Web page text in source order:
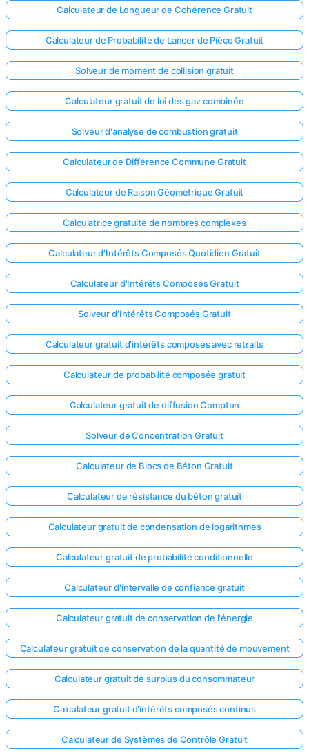
Calculateur de Longueur de Cohérence Gratuit
Calculateur de Probabilité de Lancer de Pièce Gratuit
Solveur de moment de collision gratuit
Calculateur gratuit de loi des gaz combinée
Solveur d'analyse de combustion gratuit
Calculateur de Différence Commune Gratuit
Calculateur de Raison Géométrique Gratuit
Calculatrice gratuite de nombres complexes
Calculateur d'Intérêts Composés Quotidien Gratuit
Calculateur d'Intérêts Composés Gratuit
Solveur d'Intérêts Composés Gratuit
Calculateur gratuit d'intérêts composés avec retraits
Calculateur de probabilité composée gratuit
Calculateur gratuit de diffusion Compton
Solveur de Concentration Gratuit
Calculateur de Blocs de Béton Gratuit
Calculateur de résistance du béton gratuit
Calculateur gratuit de condensation de logarithmes
Calculateur gratuit de probabilité conditionnelle
Calculateur d'intervalle de confiance gratuit
Calculateur gratuit de conservation de l'énergie
Calculateur gratuit de conservation de la quantité de mouvement
Calculateur gratuit de surplus du consommateur
Calculateur gratuit d'intérêts composés continus
Calculateur de Systèmes de Contrôle Gratuit